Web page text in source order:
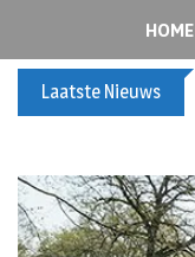
HOME
Laatste Nieuws